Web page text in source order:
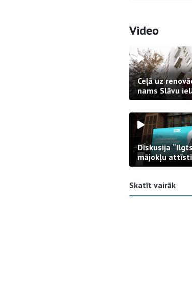
Video
Ceļā uz
nams Slāvu
Diskusija
mājokļu
izaicinājums”
Skatīt vairāk